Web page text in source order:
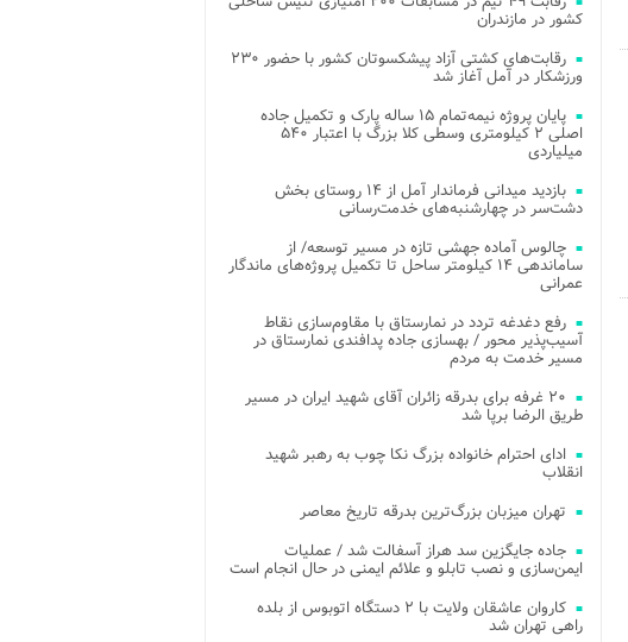
کشور در مازندران
رقابت‌های کشتی آزاد پیشکسوتان کشور با حضور ۲۳۰
ورزشکار در آمل آغاز شد
پایان پروژه نیمه‌تمام ۱۵ ساله پارک و تکمیل جاده
اصلی ۲ کیلومتری وسطی کلا بزرگ با اعتبار ۵۴۰
میلیاردی
بازدید میدانی فرماندار آمل از ۱۴ روستای بخش
دشت‌سر در چهارشنبه‌های خدمت‌رسانی
چالوس آماده جهشی تازه در مسیر توسعه/ از
ساماندهی ۱۴ کیلومتر ساحل تا تکمیل پروژه‌های ماندگار
عمرانی
رفع دغدغه تردد در نمارستاق با مقاوم‌سازی نقاط
آسیب‌پذیر محور / بهسازی جاده پدافندی نمارستاق در
مسیر خدمت به مردم
۲۰ غرفه برای بدرقه زائران آقای شهید ایران در مسیر
طریق الرضا برپا شد
ادای احترام خانواده بزرگ نکا چوب به رهبر شهید
انقلاب
تهران میزبان بزرگ‌ترین بدرقه تاریخ معاصر
جاده جایگزین سد هراز آسفالت شد / عملیات
ایمن‌سازی و نصب تابلو و علائم ایمنی در حال انجام است
کاروان عاشقان ولایت با ۲ دستگاه اتوبوس از بلده
راهی تهران شد